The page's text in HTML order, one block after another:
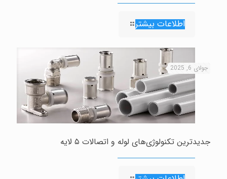
اطلاعات بیشتر
جولای 6, 2025
جدیدترین تکنولوژی‌های لوله و اتصالات ۵ لایه